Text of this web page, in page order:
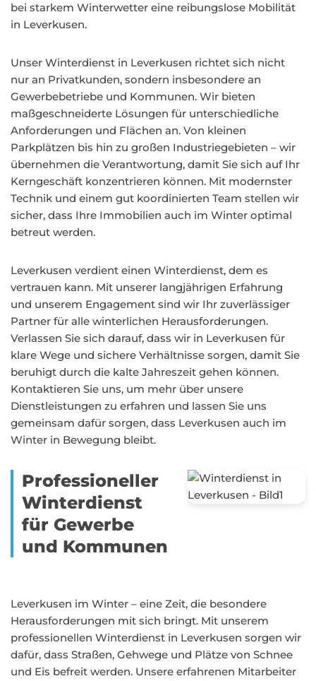
bei starkem Winterwetter eine reibungslose Mobilität
in Leverkusen.
Unser Winterdienst in Leverkusen richtet sich nicht
nur an Privatkunden, sondern insbesondere an
Gewerbebetriebe und Kommunen. Wir bieten
maßgeschneiderte Lösungen für unterschiedliche
Anforderungen und Flächen an. Von kleinen
Parkplätzen bis hin zu großen Industriegebieten – wir
übernehmen die Verantwortung, damit Sie sich auf Ihr
Kerngeschäft konzentrieren können. Mit modernster
Technik und einem gut koordinierten Team stellen wir
sicher, dass Ihre Immobilien auch im Winter optimal
betreut werden.
Leverkusen verdient einen Winterdienst, dem es
vertrauen kann. Mit unserer langjährigen Erfahrung
und unserem Engagement sind wir Ihr zuverlässiger
Partner für alle winterlichen Herausforderungen.
Verlassen Sie sich darauf, dass wir in Leverkusen für
klare Wege und sichere Verhältnisse sorgen, damit Sie
beruhigt durch die kalte Jahreszeit gehen können.
Kontaktieren Sie uns, um mehr über unsere
Dienstleistungen zu erfahren und lassen Sie uns
gemeinsam dafür sorgen, dass Leverkusen auch im
Winter in Bewegung bleibt.
Professioneller
Winterdienst
für Gewerbe
und Kommunen
Leverkusen im Winter – eine Zeit, die besondere
Herausforderungen mit sich bringt. Mit unserem
professionellen Winterdienst in Leverkusen sorgen wir
dafür, dass Straßen, Gehwege und Plätze von Schnee
und Eis befreit werden. Unsere erfahrenen Mitarbeiter